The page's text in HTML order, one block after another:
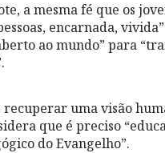
a mesma fé que os
encarnada,
ao mundo” para
uma visão
que é preciso
do Evangelho”.